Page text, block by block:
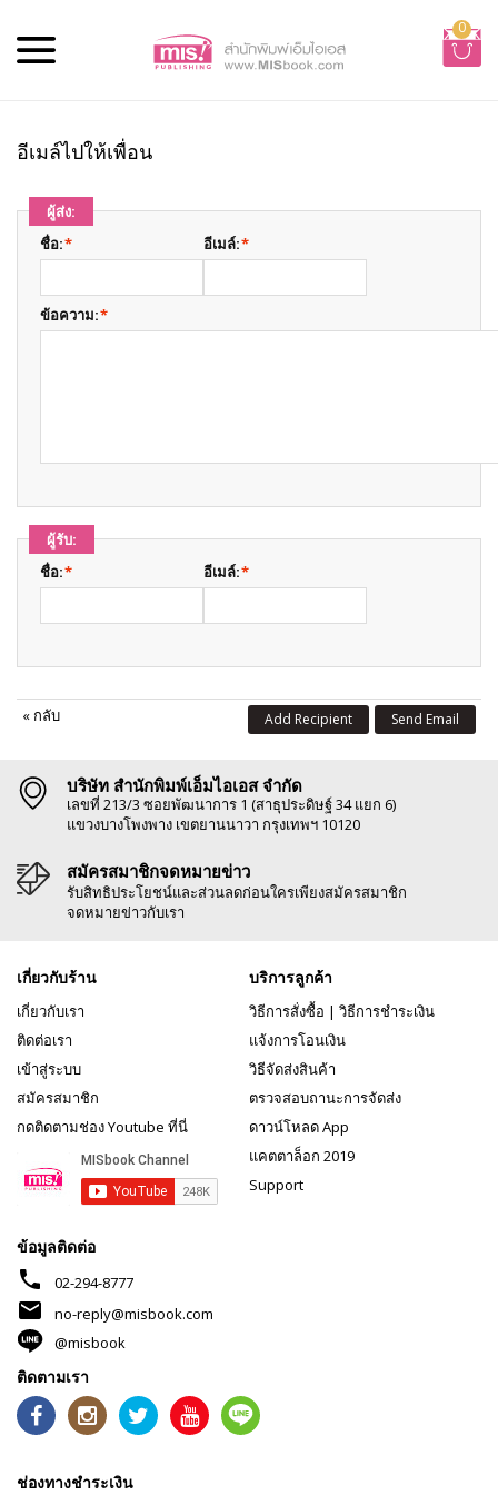
0
อีเมล์ไปให้เพื่อน
ผู้ส่ง:
*
ชื่อ: *
อีเมล์:
*
ข้อความ:
ผู้รับ:
*
ชื่อ: *
อีเมล์:
« กลับ Send Email
Add Recipient
บริษัท สำนักพิมพ์เอ็มไอเอส จำกัด
เลขที่ 213/3 ซอยพัฒนาการ 1 (สาธุประดิษฐ์ 34 แยก 6)
แขวงบางโพงพาง เขตยานนาวา กรุงเทพฯ 10120
สมัครสมาชิกจดหมายข่าว
รับสิทธิประโยชน์และส่วนลดก่อนใครเพียงสมัครสมาชิก
จดหมายข่าวกับเรา
เกี่ยวกับร้าน
เกี่ยวกับเรา
ติดต่อเรา
เข้าสู่ระบบ
สมัครสมาชิก
กดติดตามช่อง Youtube ที่นี่
บริการลูกค้า
วิธีการสั่งซื้อ | วิธีการชำระเงิน
แจ้งการโอนเงิน
วิธีจัดส่งสินค้า
ตรวจสอบถานะการจัดส่ง
ดาวน์โหลด App
แคตตาล็อก 2019
Support
ข้อมูลติดต่อ
phone 02-294-8777
mail
no-reply@misbook.com
@misbook
ติดตามเรา
ช่องทางชำระเงิน